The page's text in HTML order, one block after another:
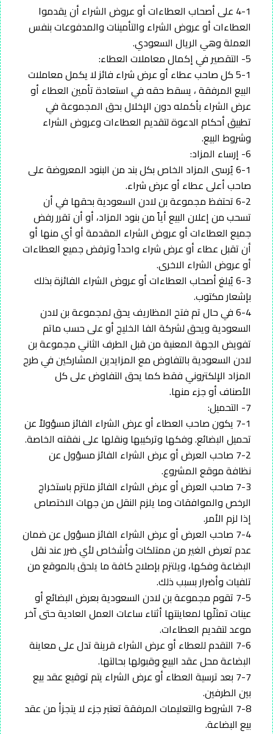
4-1 على أصحاب العطاءات أو عروض الشراء أن يقدموا
العطاءات أو عروض الشراء والتأمينات والمدفوعات بنفس
العملة وهي الريال السعودي.
5- التقصير في إكمال معاملات العطاء:
5-1 كل صاحب عطاء أو عرض شراء فائز لا يكمل معاملات
البيع المرفقة ، يسقط حقه في استعادة تأمين العطاء أو
عرض الشراء بأكمله دون الإخلال بحق المجموعة في
تطبيق أحكام الدعوة لتقديم العطاءات وعروض الشراء
وشروط البيع.
6- إرساء المزاد:
6-1 يُرسى المزاد الخاص بكل بند من البنود المعروضة على
صاحب أعلى عطاء أو عرض شراء.
6-2 تحتفظ مجموعة بن لادن السعودية بحقها في أن
تسحب من إعلان البيع أياً من بنود المزاد، أو أن تقرر رفض
جميع العطاءات أو عروض الشراء المقدمة أو أي منها أو
أن تقبل عطاء أو عرض شراء واحداً وترفض جميع العطاءات
أو عروض الشراء الاخرى.
6-3 يُبلغ أصحاب العطاءات أو عروض الشراء الفائزة بذلك
بإشعار مكتوب.
6-4 في حال تم فتح المظاريف يحق لمجموعة بن لادن
السعودية ويحق لشركة الفا الخليج أو على حسب ماتم
تفويض الجهة المعنية من قبل الطرف الثاني مجموعة بن
لادن السعودية بالتفاوض مع المزايدين المشاركين في طرح
المزاد الإلكتروني فقط كما يحق التفاوض على كل
الأصناف أو جزء منها.
7- التحميل:
7-1 يكون صاحب العطاء أو عرض الشراء الفائز مسؤولاً عن
تحميل البضائع. وفكها وتركيبها ونقلها على نفقته الخاصة.
7-2 صاحب العرض أو عرض الشراء الفائز مسؤول عن
نظافة موقع المشروع.
7-3 صاحب العرض أو عرض الشراء الفائز ملتزم باستخراج
الرخص والموافقات وما يلزم النقل من جهات الاختصاص
إذا لزم الأمر.
7-4 صاحب العرض أو عرض الشراء الفائز مسؤول عن ضمان
عدم تعرض الغير من ممتلكات وأشخاص لأي ضرر عند نقل
البضاعة وفكها، ويلتزم بإصلاح كافة ما يلحق بالموقع من
تلفيات وأضرار بسبب ذلك.
7-5 تقوم مجموعة بن لادن السعودية بعرض البضائع أو
عينات تمثلّها لمعاينتها أثناء ساعات العمل العادية حتى اّخر
موعد لتقديم العطاءات.
7-6 التقدم للعطاء أو عرض الشراء قرينة تدل على معاينة
البضاعة محل عقد البيع وقبولها بحالتها.
7-7 بعد ترسية العطاء أو عرض الشراء يتم توقيع عقد بيع
بين الطرفين.
7-8 الشروط والتعليمات المرفقة تعتبر جزء لا يتجزأ من عقد
بيع البضاعة.